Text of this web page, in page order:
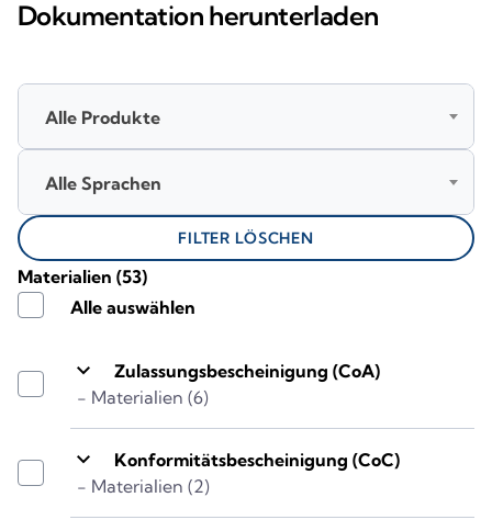
Dokumentation herunterladen
keyboard_arrow_down
Zulassungsbescheinigung (CoA)
- Materialien (6)
keyboard_arrow_down
Konformitätsbescheinigung (CoC)
- Materialien (2)
Materialien (53)
Alle auswählen
Alle Produkte
Alle Sprachen
FILTER LÖSCHEN